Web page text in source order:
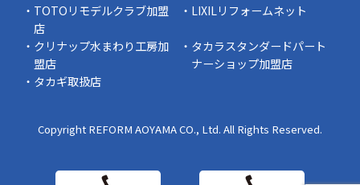
中にインターホンが鳴っていた… 宅配便を受 …
TOTOリモデルクラブ加盟
店
LIXILリフォームネット
クリナップ水まわり工房加
盟店
タカラスタンダードパート
ナーショップ加盟店
タカギ取扱店
Copyright REFORM AOYAMA CO., Ltd. All Rights Reserved.